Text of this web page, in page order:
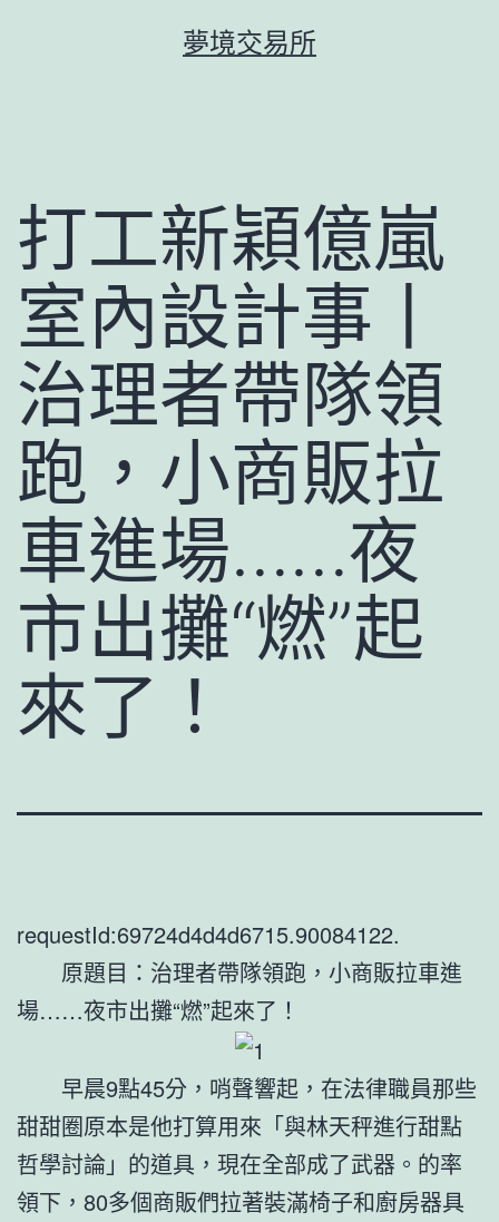
夢境交易所
打工新穎億嵐
室內設計事丨
治理者帶隊領
跑，小商販拉
車進場……夜
市出攤“燃”起
來了！
requestId:69724d4d4d6715.90084122.
原題目：治理者帶隊領跑，小商販拉車進
場……夜市出攤“燃”起來了！
早晨9點45分，哨聲響起，在法律職員那些
甜甜圈原本是他打算用來「與林天秤進行甜點
哲學討論」的道具，現在全部成了武器。的率
領下，80多個商販們拉著裝滿椅子和廚房器具